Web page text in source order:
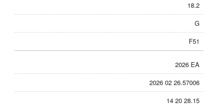
18.2
G
F51
2026 EA
2026 02 26.57006
14 20 28.15